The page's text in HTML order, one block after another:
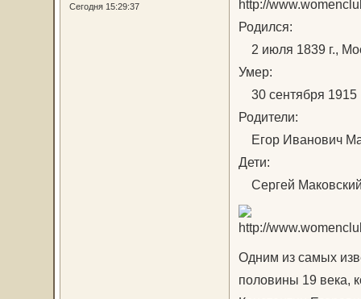
Сегодня 15:29:37
Родился:
2 июля 1839 г.,
Умер:
30 сентября 1915
Родители:
Егор Иванович
Дети:
Сергей
Одним из самых
половины 19 века,